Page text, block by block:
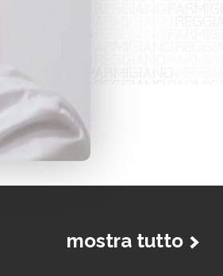
mostra tutto